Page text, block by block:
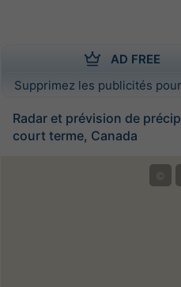
AD FREE
Supprimez les publicités
Radar et prévision de
court terme, Canada
©